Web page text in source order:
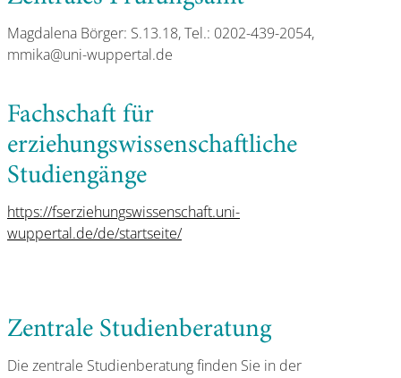
Magdalena Börger: S.13.18, Tel.: 0202-439-2054,
mmika@uni-wuppertal.de
Fachschaft für
erziehungswissenschaftliche
Studiengänge
https://fserziehungswissenschaft.uni-
wuppertal.de/de/startseite/
Zentrale Studienberatung
Die zentrale Studienberatung finden Sie in der